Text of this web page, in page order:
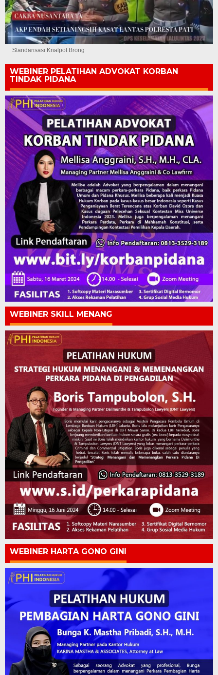
Standarisasi Knalpot Brong
WEBINER PELATIHAN ADVOKAT KORBAN
TINDAK PIDANA
WEBINER SKILL MENANG
WEBINER HARTA GONO GINI